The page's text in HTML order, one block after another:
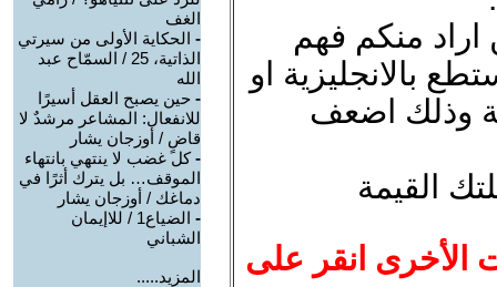
منكم فهم
بالانجليزية او
وذلك اضعف
القيمة
الأخرى انقر على
الغف
- الحكاية الأولى من سيرتي
الذاتية، 25 / السمّاح عبد
الله
- حين يصبح العقل أسيرًا
للانفعال: المشاعر مرشدٌ لا
قاضٍ / أوزجان يشار
-كل غضب لا ينتهي بانتهاء
الموقف… بل يترك أثرًا في
دماغك / أوزجان يشار
-
الضياع1 / للاإيمان
الشباني
المزيد.....